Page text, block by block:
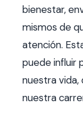
bienestar,
mismos de
atención.
puede influir
nuestra vida,
nuestra